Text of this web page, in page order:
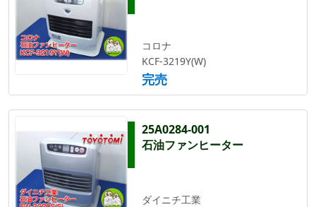
コロナ
KCF-3219Y(W)
完売
25A0284-001
石油ファンヒーター
ダイニチ工業